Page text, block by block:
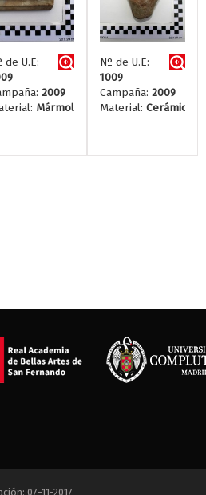
de U.E:
2009
Mármol
Nº de U.E:
1009
Campaña:2009
Material:Cerámica
07-11-2017